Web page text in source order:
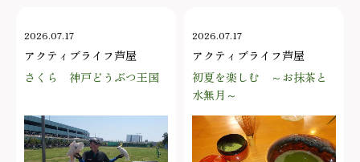
2026.07.17
アクティブライフ芦屋
さくら 神戸どうぶつ王国
2026.07.17
アクティブライフ芦屋
初夏を楽しむ ～お抹茶と
水無月～